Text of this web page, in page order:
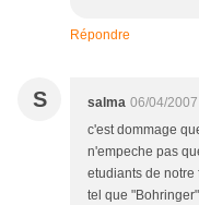
Répondre
S salma 06/04/
c'est dommage
n'empeche pas
etudiants de
tel que